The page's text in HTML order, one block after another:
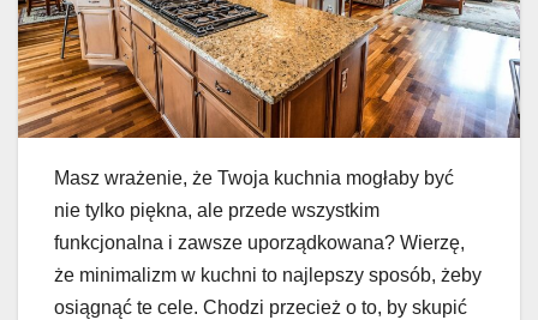
Masz wrażenie, że Twoja kuchnia mogłaby być
nie tylko piękna, ale przede wszystkim
funkcjonalna i zawsze uporządkowana? Wierzę,
że minimalizm w kuchni to najlepszy sposób, żeby
osiągnąć te cele. Chodzi przecież o to, by skupić